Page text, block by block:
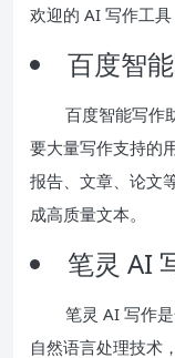
欢迎的 AI 写作工具
百度智
百度智能写作
要大量写作支持的
报告、文章、论文
成高质量文本。
笔灵 AI
笔灵 AI 写作
自然语言处理技术